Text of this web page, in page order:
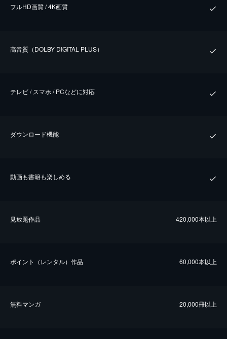
フルHD画質 / 4K画質
⾼⾳質（DOLBY DIGITAL PLUS）
テレビ / スマホ / PCなどに対応
ダウンロード機能
動画も書籍も楽しめる
⾒放題作品 420,000本以上
ポイント（レンタル）作品 60,000本以上
無料マンガ 20,000冊以上